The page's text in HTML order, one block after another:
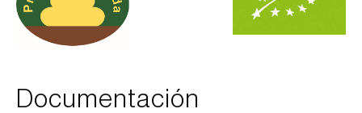
Documentación